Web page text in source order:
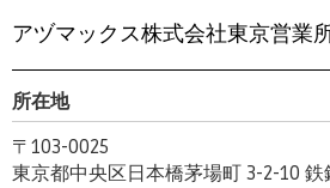
アヅマックス株式会社東京営業
所在地
〒103-0025
東京都中央区日本橋茅場町 3-2-10 鉄